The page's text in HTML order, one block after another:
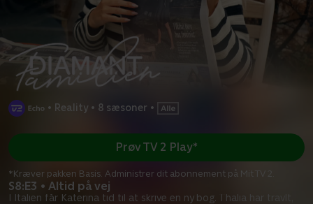
• Reality • 8 sæsoner •
S8:E3 • Altid på vej
I Italien får Katerina tid til at skrive en ny bog. Thalia har travlt,
Prøv TV 2 Play*
*Kræver pakken Basis. Administrer dit abonnement på Mit TV 2.